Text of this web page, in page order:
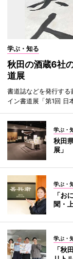
学ぶ・知る
秋田の酒蔵6社
道展
書道誌などを発行する
イン書道展「第1回 日
学ぶ・
秋田
展」
学ぶ・
「お
聞・
学ぶ・
「秋